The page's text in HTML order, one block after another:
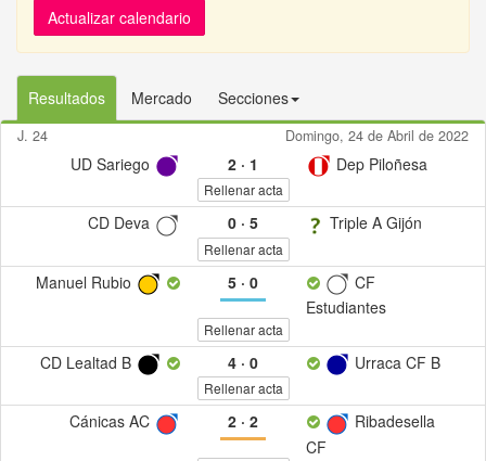
Actualizar calendario
Resultados Mercado Secciones
J. 24 Domingo, 24 de Abril de 2022
UD Sariego 2· 1 Dep Piloñesa
Rellenar acta
CD Deva 0· 5 Triple A Gijón
Rellenar acta
Manuel Rubio 5· 0
CF
Estudiantes
Rellenar acta
CD Lealtad B 4· 0 Urraca CF B
Rellenar acta
Cánicas AC 2· 2
Ribadesella
CF